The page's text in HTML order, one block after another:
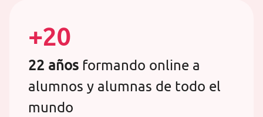
+20
22 años formando online a
alumnos y alumnas de todo el
mundo